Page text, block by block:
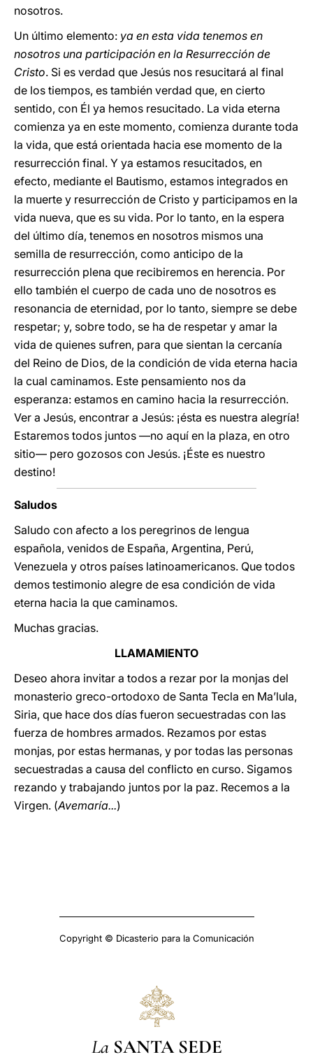
nosotros.
Un último elemento: ya en esta vida tenemos en
nosotros una participación en la Resurrección de
Cristo. Si es verdad que Jesús nos resucitará al final
de los tiempos, es también verdad que, en cierto
sentido, con Él ya hemos resucitado. La vida eterna
comienza ya en este momento, comienza durante toda
la vida, que está orientada hacia ese momento de la
resurrección final. Y ya estamos resucitados, en
efecto, mediante el Bautismo, estamos integrados en
la muerte y resurrección de Cristo y participamos en la
vida nueva, que es su vida. Por lo tanto, en la espera
del último día, tenemos en nosotros mismos una
semilla de resurrección, como anticipo de la
resurrección plena que recibiremos en herencia. Por
ello también el cuerpo de cada uno de nosotros es
resonancia de eternidad, por lo tanto, siempre se debe
respetar; y, sobre todo, se ha de respetar y amar la
vida de quienes sufren, para que sientan la cercanía
del Reino de Dios, de la condición de vida eterna hacia
la cual caminamos. Este pensamiento nos da
esperanza: estamos en camino hacia la resurrección.
Ver a Jesús, encontrar a Jesús: ¡ésta es nuestra alegría!
Estaremos todos juntos —no aquí en la plaza, en otro
sitio— pero gozosos con Jesús. ¡Éste es nuestro
destino!
Saludos
Saludo con afecto a los peregrinos de lengua
española, venidos de España, Argentina, Perú,
Venezuela y otros países latinoamericanos. Que todos
demos testimonio alegre de esa condición de vida
eterna hacia la que caminamos.
Muchas gracias.
LLAMAMIENTO
Deseo ahora invitar a todos a rezar por la monjas del
monasterio greco-ortodoxo de Santa Tecla en Ma’lula,
Siria, que hace dos días fueron secuestradas con las
fuerza de hombres armados. Rezamos por estas
monjas, por estas hermanas, y por todas las personas
secuestradas a causa del conflicto en curso. Sigamos
rezando y trabajando juntos por la paz. Recemos a la
Virgen. (Avemaría...)
Copyright © Dicasterio para la Comunicación
La SANTA SEDE